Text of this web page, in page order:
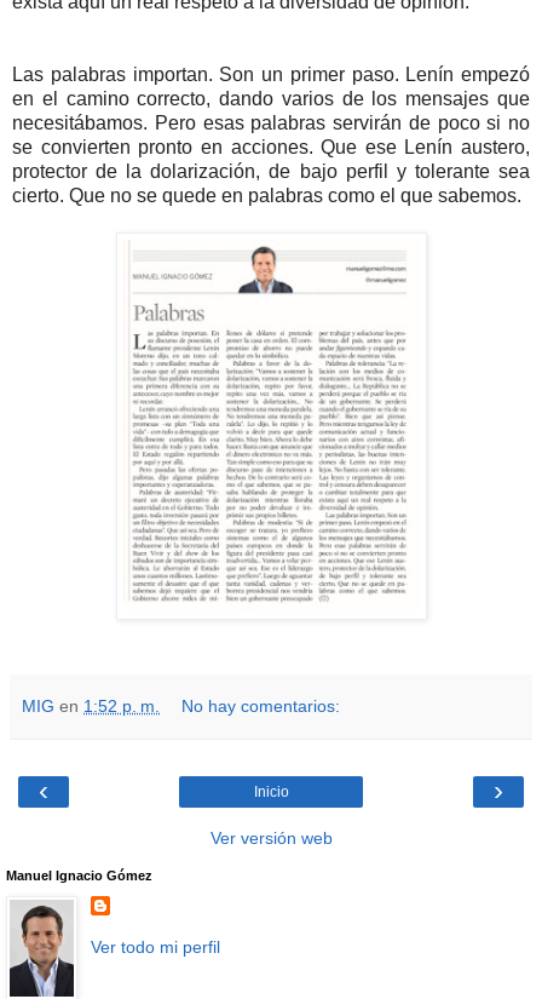
Las palabras importan. Son un primer paso. Lenín empezó
en el camino correcto, dando varios de los mensajes que
necesitábamos. Pero esas palabras servirán de poco si no
se convierten pronto en acciones. Que ese Lenín austero,
protector de la dolarización, de bajo perfil y tolerante sea
cierto. Que no se quede en palabras como el que sabemos.
MIG en 1:52 p. m. No hay comentarios:
‹ ›
Inicio
Ver versión web
Manuel Ignacio Gómez
Ver todo mi perfil